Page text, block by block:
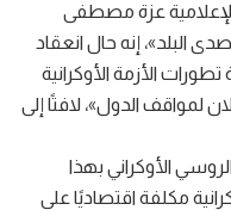
الإعلامية عزة مصطفى
البلد»، إنه حال انعقاد
الأزمة الأوكرانية
لمواقف الدول»، لافتًا إلى
الأوكراني بهذا
مكلفة اقتصاديًا على